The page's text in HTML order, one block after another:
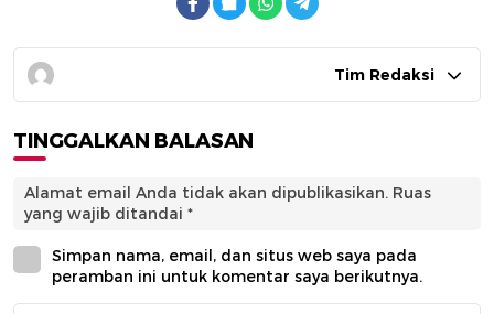
Tim Redaksi
TINGGALKAN BALASAN
Alamat email Anda tidak akan dipublikasikan. Ruas
yang wajib ditandai *
Simpan nama, email, dan situs web saya pada
peramban ini untuk komentar saya berikutnya.